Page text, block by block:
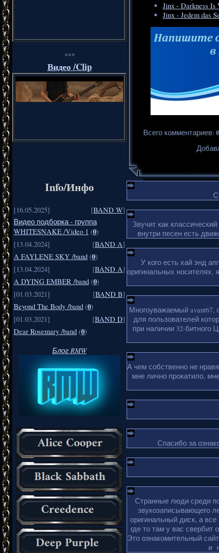
***
Видео /Clip
Info/Инфо
[16.05.2025] [BAND W]
Видео подборка - группа
WHITESNAKE /Video 1 (0)
[13.04.2024]
[BAND A]
A FAYLENE SKY /band (0)
[13.04.2024]
[BAND A]
A DYING EMBER /band (0)
[01.03.2021]
[BAND B]
Beyond The Body /band (0)
[01.03.2021]
[BAND D]
Dear Rosemary /band (0)
Блог RMW
Jinx - Darkness Is
Jinx - Jedem das
Всего комментариев: 0
Звучит как
внутри песен есть
У кого есть хай энд
оригинальных
Многоуважаемый
для пользователей
при наличии 32-битного
А чем собственно не
мне лично прокатило,
Спасибо за
Странные люди среди
звукозаписывающего
оригинальный диск, а
где то там у вас свербит
Это ознакомительный
и